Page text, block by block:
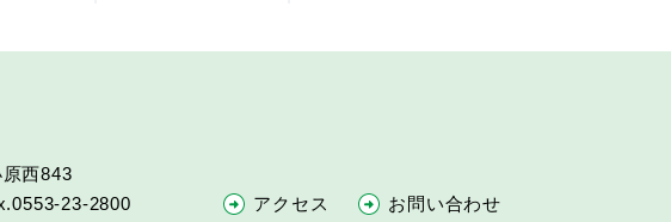
西843
23-2800 アクセス お問い合わせ